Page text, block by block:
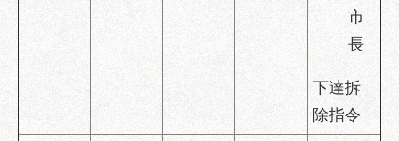
暨
所
各
處
市
長
下達拆
除指令